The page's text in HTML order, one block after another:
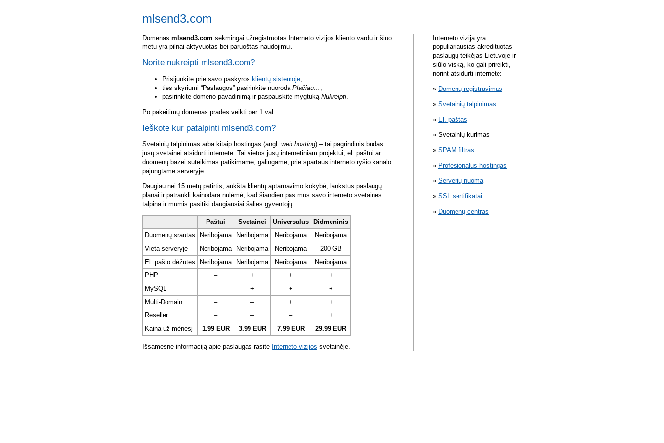
mlsend3.com
Domenas mlsend3.com sėkmingai užregistruotas Interneto vizijos kliento vardu ir šiuo
metu yra pilnai aktyvuotas bei paruoštas naudojimui.
Norite nukreipti mlsend3.com?
Prisijunkite prie savo paskyros klientų sistemoje;
ties skyriumi “Paslaugos” pasirinkite nuorodą Plačiau… ;
pasirinkite domeno pavadinimą ir paspauskite mygtuką Nukreipti.
Po pakeitimų domenas pradės veikti per 1 val.
Ieškote kur patalpinti mlsend3.com?
Svetainių talpinimas arba kitaip hostingas (angl. web hosting) – tai pagrindinis būdas
jūsų svetainei atsidurti internete. Tai vietos jūsų internetiniam projektui, el. paštui ar
duomenų bazei suteikimas patikimame, galingame, prie spartaus interneto ryšio kanalo
pajungtame serveryje.
Daugiau nei 15 metų patirtis, aukšta klientų aptarnavimo kokybė, lankstūs paslaugų
planai ir patraukli kainodara nulėmė, kad šiandien pas mus savo interneto svetaines
talpina ir mumis pasitiki daugiausiai šalies gyventojų.
Paštui Svetainei Universalus
Didmeninis
Duomenų srautas
Neribojama Neribojama Neribojama
Neribojama
Vieta serveryje
Neribojama Neribojama Neribojama
200 GB
El. pašto dėžutės
Neribojama Neribojama Neribojama
Neribojama
PHP
– + +
+
MySQL
– + +
+
Multi-Domain
– – +
+
Reseller
– – –
+
Kaina už mėnesį
1.99 EUR 3.99 EUR 7.99 EUR 29.99 EUR
Išsamesnę informaciją apie paslaugas rasite Interneto vizijos svetainėje.
Interneto vizija yra
populiariausias akredituotas
paslaugų teikėjas Lietuvoje ir
siūlo viską, ko gali prireikti,
norint atsidurti internete:
Domenų registravimas
Svetainių talpinimas
El. paštas
Svetainių kūrimas
SPAM filtras
Profesionalus hostingas
Serverių nuoma
SSL sertifikatai
Duomenų centras